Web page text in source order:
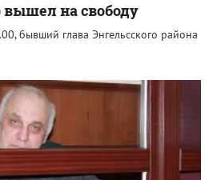
на свободу
бывший глава Энгельсского района